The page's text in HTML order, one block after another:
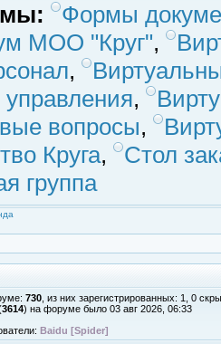
Формы
МОО "Круг",
,
,
вопросы,
Круга,
Стол
группа
730 , из них зарегистрированных: 1, 0
3614) на форуме было 03 авг 2026, 06:33
Baidu [Spider]